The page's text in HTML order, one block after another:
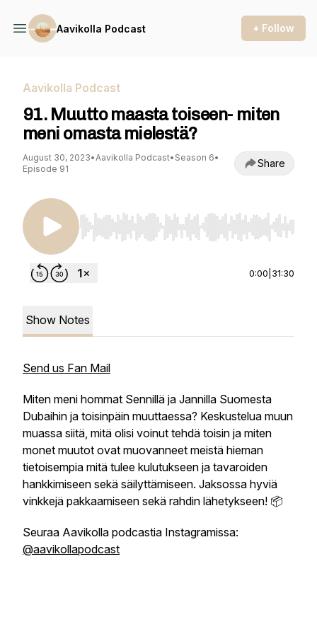
Aavikolla Podcast + Follow
Aavikolla Podcast
91. Muutto maasta toiseen- miten
meni omasta mielestä?
August 30, 2023•Aavikolla Podcast• Season 6•
Episode 91
Share
Use Left/Right to seek, Home/End to jump to
0:00 31:30
Show Notes
Send us Fan Mail
Miten meni hommat Sennillä ja Jannilla Suomesta
Dubaihin ja toisinpäin muuttaessa? Keskustelua muun
muassa siitä, mitä olisi voinut tehdä toisin ja miten
monet muutot ovat muovanneet meistä hieman
tietoisempia mitä tulee kulutukseen ja tavaroiden
hankkimiseen sekä säilyttämiseen. Jaksossa hyviä
vinkkejä pakkaamiseen sekä rahdin lähetykseen! 📦
Seuraa Aavikolla podcastia Instagramissa:
@aavikollapodcast